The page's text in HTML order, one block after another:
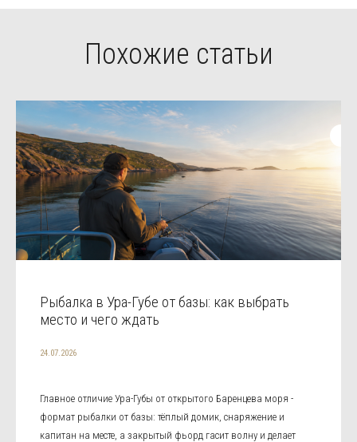
Похожие статьи
Рыбалка в Ура-Губе от базы: как выбрать
место и чего ждать
24.07.2026
Главное отличие Ура-Губы от открытого Баренцева моря -
формат рыбалки от базы: тёплый домик, снаряжение и
капитан на месте, а закрытый фьорд гасит волну и делает